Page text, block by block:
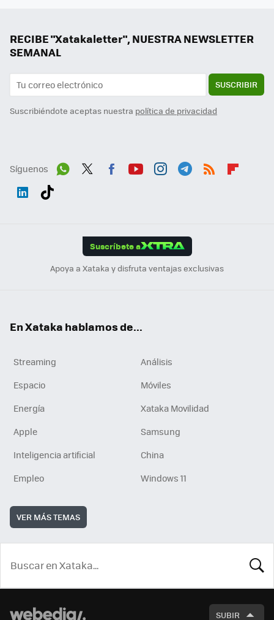
RECIBE "Xatakaletter", NUESTRA NEWSLETTER
SEMANAL
SUSCRIBIR
Suscribiéndote aceptas nuestra política de privacidad
Síguenos
Suscríbete a
Apoya a Xataka y disfruta ventajas exclusivas
En Xataka hablamos de...
Streaming
Análisis
Espacio
Móviles
Energía
Xataka Movilidad
Apple
Samsung
Inteligencia artificial
China
Empleo
Windows 11
VER MÁS TEMAS
SUBIR